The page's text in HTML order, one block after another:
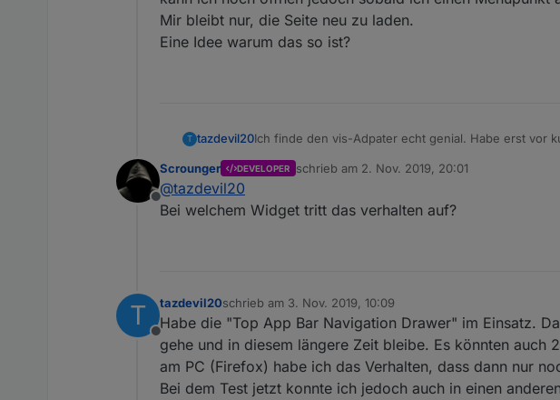
Mir bleibt nur, die Seite neu zu laden.
Eine Idee warum das so ist?
T tazdevil20Ich finde den vis-Adpater echt genial. Habe erst vor
Wenn ich die vis gestartet habe und auf einer Seite
bleibt nur, die Seite neu zu laden.
Offline
Scrounger DEVELOPER schrieb am 2. Nov. 2019, 20:01
zuletzt editiert von
@tazdevil20
Bei welchem Widget tritt das verhalten auf?
T
Offline
tazdevil20schrieb am 3. Nov. 2019, 10:09
zuletzt editiert von
Habe die "Top App Bar Navigation Drawer" im Einsatz.
gehe und in diesem längere Zeit bleibe. Es könnten auch
am PC (Firefox) habe ich das Verhalten, dass dann nur
Bei dem Test jetzt konnte ich jedoch auch in einen